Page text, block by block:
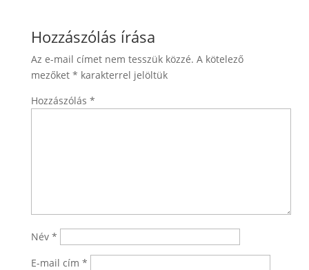
Hozzászólás írása
Az e-mail címet nem tesszük közzé. A kötelező
mezőket * karakterrel jelöltük
Hozzászólás *
Név *
E-mail cím *